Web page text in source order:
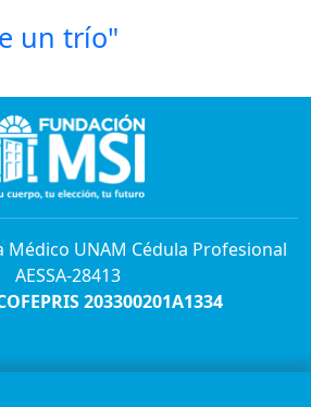
un trío"
Médico UNAM Cédula Profesional
AESSA-28413
203300201A1334